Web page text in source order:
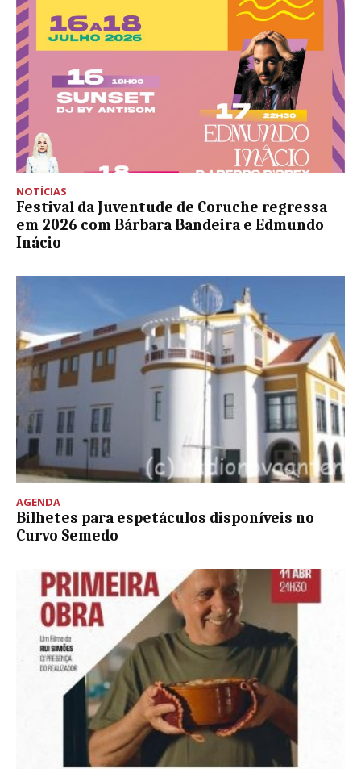
NOTÍCIAS
Festival da Juventude de Coruche regressa
em 2026 com Bárbara Bandeira e Edmundo
Inácio
AGENDA
Bilhetes para espetáculos disponíveis no
Curvo Semedo